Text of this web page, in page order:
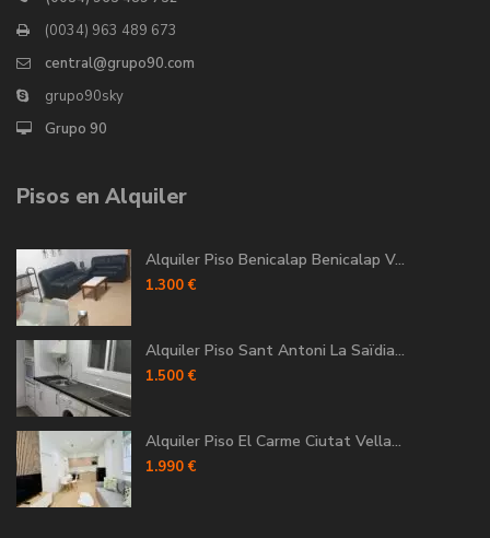
(0034) 963 489 673
central@grupo90.com
grupo90sky
Grupo 90
Pisos en Alquiler
Alquiler Piso Benicalap Benicalap V...
1.300 €
Alquiler Piso Sant Antoni La Saïdia...
1.500 €
Alquiler Piso El Carme Ciutat Vella...
1.990 €